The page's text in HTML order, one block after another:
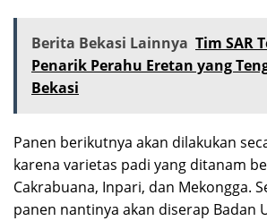
Berita Bekasi Lainnya Tim SAR
Penarik Perahu Eretan yang
Bekasi
Panen berikutnya akan dilakukan
karena varietas padi yang ditanam
Cakrabuana, Inpari, dan Mekongga.
panen nantinya akan diserap Badan